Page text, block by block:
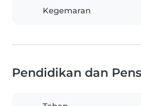
Kegemaran
Pendidikan dan